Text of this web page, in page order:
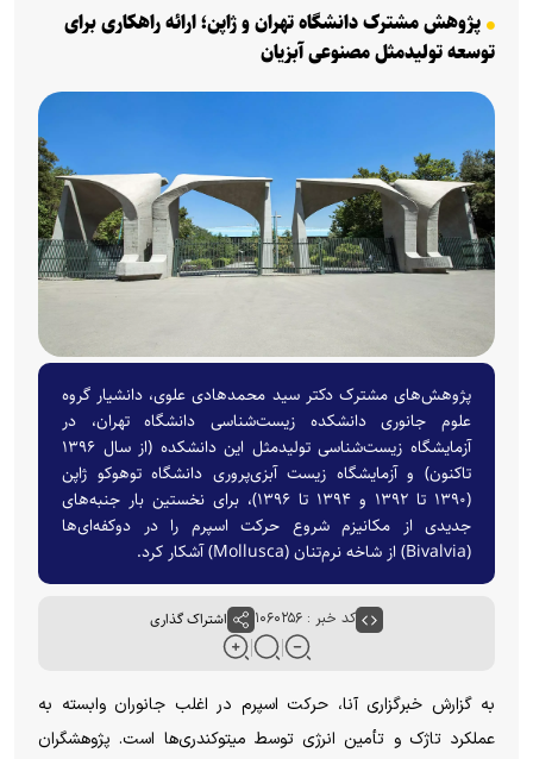
پژوهش مشترک دانشگاه تهران و ژاپن؛ ارائه راهکاری برای
توسعه تولیدمثل مصنوعی آبزیان
پژوهش‌های مشترک دکتر سید محمدهادی علوی، دانشیار گروه
علوم جانوری دانشکده زیست‌شناسی دانشگاه تهران، در
آزمایشگاه زیست‌شناسی تولیدمثل این دانشکده (از سال ۱۳۹۶
تاکنون) و آزمایشگاه زیست آبزی‌پروری دانشگاه توهوکو ژاپن
(۱۳۹۰ تا ۱۳۹۲ و ۱۳۹۴ تا ۱۳۹۶)، برای نخستین بار جنبه‌های
جدیدی از مکانیزم شروع حرکت اسپرم را در دوکفه‌ای‌ها
(Bivalvia) از شاخه نرم‌تنان (Mollusca) آشکار کرد.
کد خبر : ۱۰۶۰۲۵۶ اشتراک گذاری
به گزارش خبرگزاری آنا، حرکت اسپرم در اغلب جانوران وابسته به
عملکرد تاژک و تأمین انرژی توسط میتوکندری‌ها است. پژوهشگران